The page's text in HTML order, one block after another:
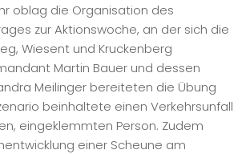
oblag die Organisation des
zur Aktionswoche, an der sich die
Wiesent und Kruckenberg
Martin Bauer und dessen
Meilinger bereiteten die Übung
beinhaltete einen Verkehrsunfall
eingeklemmten Person. Zudem
einer Scheune am